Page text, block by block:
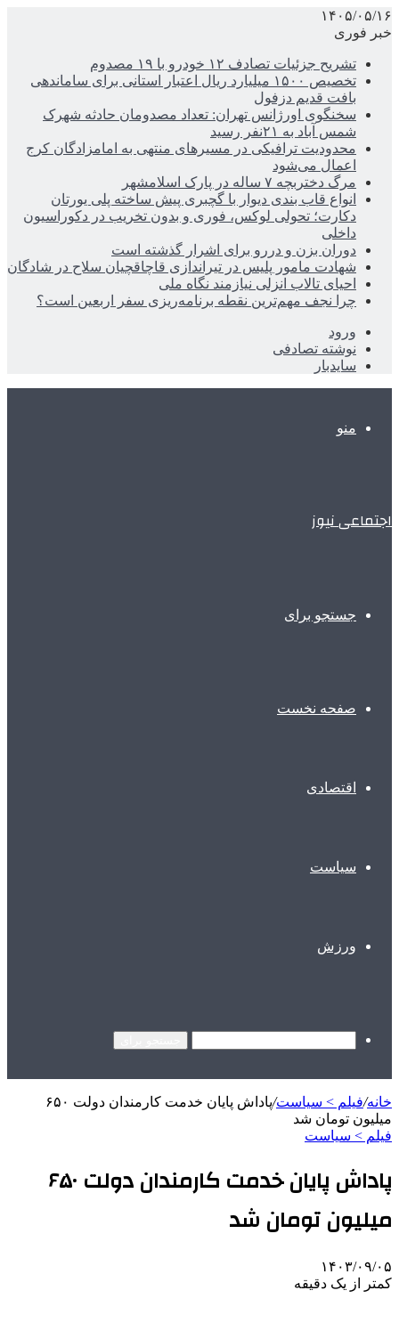
۱۴۰۵/۰۵/۱۶
خبر فوری
تشریح جزئیات تصادف ۱۲ خودرو با ۱۹ مصدوم
تخصیص ۱۵۰۰ میلیارد ریال اعتبار استانی برای ساماندهی
بافت قدیم دزفول
سخنگوی اورژانس تهران: تعداد مصدومان حادثه شهرک
شمس آباد به ۲۱نفر رسید
محدودیت ترافیکی در مسیرهای منتهی به امامزادگان کرج
اعمال می‌شود
مرگ دختربچه ۷ ساله در پارک اسلامشهر
انواع قاب بندی دیوار با گچبری پیش ساخته پلی یورتان
دکارت؛ تحولی لوکس، فوری و بدون تخریب در دکوراسیون
داخلی
دوران بزن و دررو برای اشرار گذشته است
شهادت مامور پلیس در تیراندازی قاچاقچیان سلاح در شادگان
احیای تالاب انزلی نیازمند نگاه ملی
چرا نجف مهم‌ترین نقطه برنامه‌ریزی سفر اربعین است؟
ورود
نوشته تصادفی
سایدبار
منو
اجتماعی نیوز
جستجو برای
صفحه نخست
اقتصادی
سیاست
ورزش
خانه/فیلم > سیاست/
پاداش پایان خدمت کارمندان دولت ۶۵۰
میلیون تومان شد
فیلم > سیاست
پاداش پایان خدمت کارمندان دولت ۶۵۰
میلیون تومان شد
۱۴۰۳/۰۹/۰۵
کمتر از یک دقیقه